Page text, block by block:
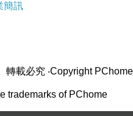
簡訊
轉載必究 ‧Copyright PChome
trademarks of PChome